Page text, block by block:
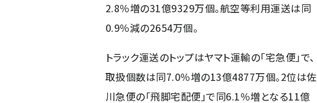
2.8％増の31億9329万個。航空等利用運送は同
0.9％減の2654万個。
トラック運送のトップはヤマト運輸の「宅急便」で、
取扱個数は同7.0％増の13億4877万個。2位は佐
川急便の「飛脚宅配便」で同6.1％増となる11億